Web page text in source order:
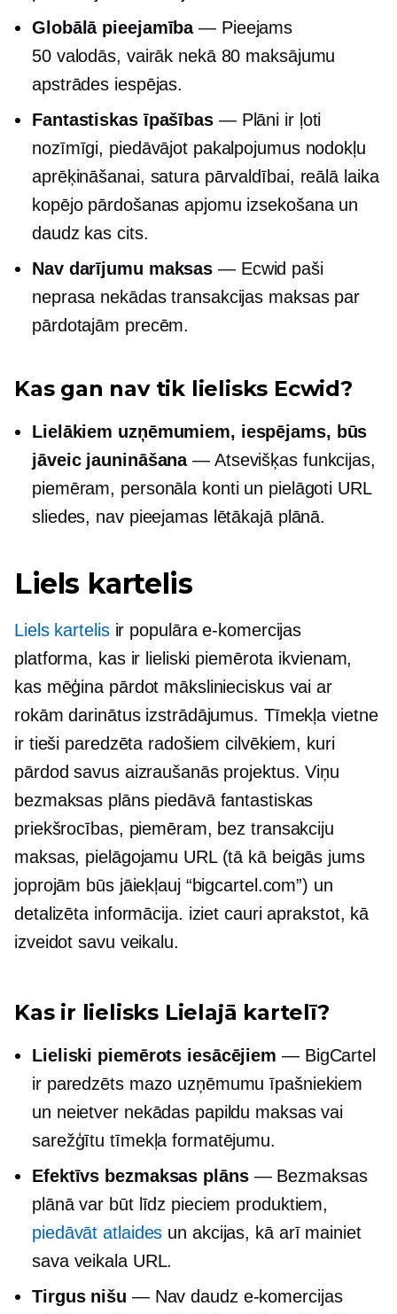
Globālā pieejamība— Pieejams
50 valodās, vairāk nekā 80 maksājumu
apstrādes iespējas.
Fantastiskas īpašības— Plāni ir ļoti
nozīmīgi, piedāvājot pakalpojumus nodokļu
aprēķināšanai, satura pārvaldībai, reālā laika
kopējo pārdošanas apjomu izsekošana un
daudz kas cits.
Nav darījumu maksas — Ecwid paši
neprasa nekādas transakcijas maksas par
pārdotajām precēm.
Kas gan nav tik lielisks Ecwid?
Lielākiem uzņēmumiem, iespējams, būs
jāveic jaunināšana— Atsevišķas funkcijas,
piemēram, personāla konti un pielāgoti URL
sliedes, nav pieejamas lētākajā plānā.
Liels kartelis
Liels kartelisir populāra e-komercijas
platforma, kas ir lieliski piemērota ikvienam,
kas mēģina pārdot mākslinieciskus vai ar
rokām darinātus izstrādājumus. Tīmekļa vietne
ir tieši paredzēta radošiem cilvēkiem, kuri
pārdod savus aizraušanās projektus. Viņu
bezmaksas plāns piedāvā fantastiskas
priekšrocības, piemēram, bez transakciju
maksas, pielāgojamu URL (tā kā beigās jums
joprojām būs jāiekļauj “bigcartel.com”) un
detalizēta informācija. iziet cauriaprakstot, kā
izveidot savu veikalu.
Kas ir lielisks Lielajā kartelī?
Lieliski piemērots iesācējiem — BigCartel
ir paredzēts mazo uzņēmumu īpašniekiem
un neietver nekādas papildu maksas vai
sarežģītu tīmekļa formatējumu.
Efektīvs bezmaksas plāns— Bezmaksas
plānā var būt līdz pieciem produktiem,
piedāvāt atlaides un akcijas, kā arī mainiet
sava veikala URL.
Tirgus nišu — Nav daudz e-komercijas